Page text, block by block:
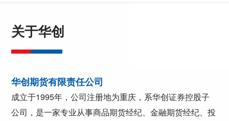
关于华创
华创期货有限责任公司
成立于1995年，公司注册地为重庆，系华创证券控股子
公司，是一家专业从事商品期货经纪、金融期货经纪、投